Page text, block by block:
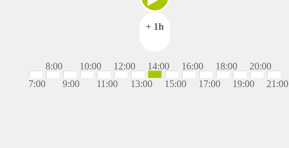
+ 1h
7:00
8:00
9:00
10:00
11:00
12:00
13:00
14:00
15:00
16:00
17:00
18:00
19:00
20:00
21:00